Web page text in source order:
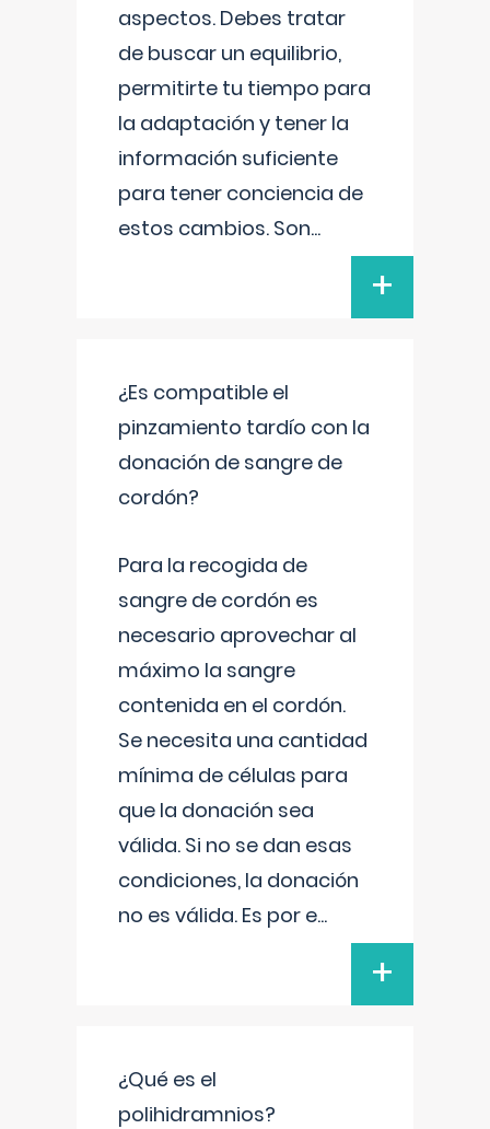
aspectos. Debes tratar
de buscar un equilibrio,
permitirte tu tiempo para
la adaptación y tener la
información suficiente
para tener conciencia de
estos cambios. Son...
+
¿Es compatible el
pinzamiento tardío con la
donación de sangre de
cordón?
Para la recogida de
sangre de cordón es
necesario aprovechar al
máximo la sangre
contenida en el cordón.
Se necesita una cantidad
mínima de células para
que la donación sea
válida. Si no se dan esas
condiciones, la donación
no es válida. Es por e...
+
¿Qué es el
polihidramnios?